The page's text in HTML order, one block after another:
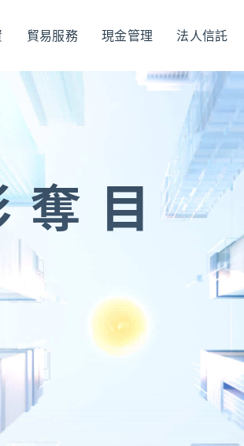
貿易服務
費者保護
貿易服務 現金管理 法人信託
分行 法遵宣導
奪目